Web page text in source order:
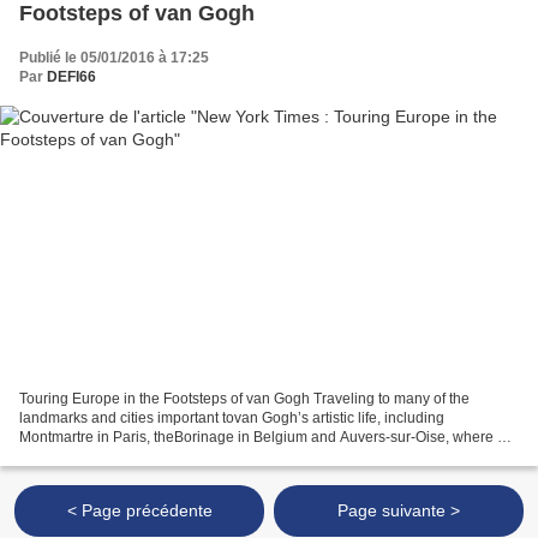
Footsteps of van Gogh
Publié le 05/01/2016 à 17:25
Par DEFI66
Touring Europe in the Footsteps of van Gogh Traveling to many of the
landmarks and cities important tovan Gogh’s artistic life, including
Montmartre in Paris, theBorinage in Belgium and Auvers-sur-Oise, where he
< Page précédente Page suivante >